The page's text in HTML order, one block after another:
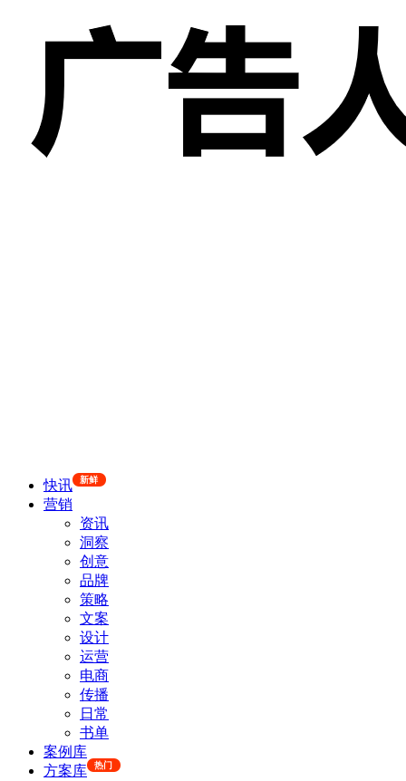
快讯 新鲜
营销
资讯
洞察
创意
品牌
策略
文案
设计
运营
电商
传播
日常
书单
案例库
方案库
热门